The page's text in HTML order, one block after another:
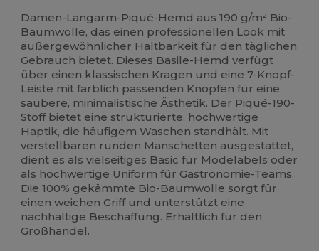
Damen-Langarm-Piqué-Hemd aus 190 g/m² Bio-
Baumwolle, das einen professionellen Look mit
außergewöhnlicher Haltbarkeit für den täglichen
Gebrauch bietet. Dieses Basile-Hemd verfügt
über einen klassischen Kragen und eine 7-Knopf-
Leiste mit farblich passenden Knöpfen für eine
saubere, minimalistische Ästhetik. Der Piqué-190-
Stoff bietet eine strukturierte, hochwertige
Haptik, die häufigem Waschen standhält. Mit
verstellbaren runden Manschetten ausgestattet,
dient es als vielseitiges Basic für Modelabels oder
als hochwertige Uniform für Gastronomie-Teams.
Die 100% gekämmte Bio-Baumwolle sorgt für
einen weichen Griff und unterstützt eine
nachhaltige Beschaffung. Erhältlich für den
Großhandel.